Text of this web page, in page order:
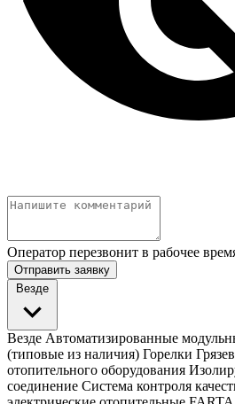
Оператор перезвонит в рабочее
Отправить заявку
Везде
Везде Автоматизированные
(типовые из наличия) Горелки
отопительного оборудования
соединение Система контроля